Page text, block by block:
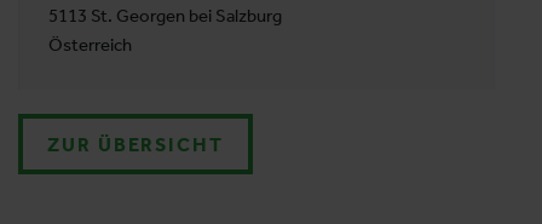
5113 St. Georgen bei Salzburg
Österreich
ZUR ÜBERSICHT